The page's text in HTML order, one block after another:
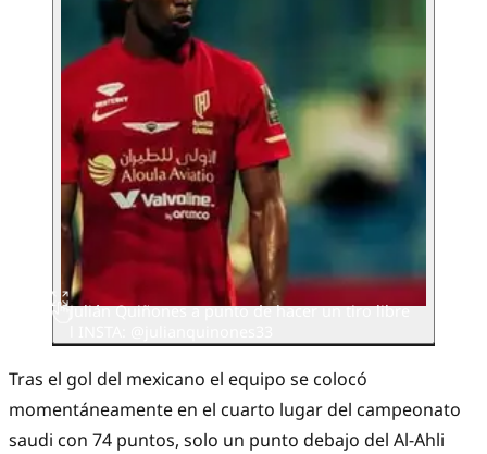
Julián Quiñones a punto de hacer un tiro libre
Tras el gol del mexicano el equipo se colocó
momentáneamente en el cuarto lugar del campeonato
saudi con 74 puntos, solo un punto debajo del Al-Ahli